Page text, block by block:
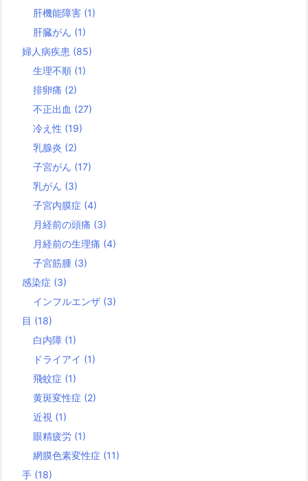
肝機能障害 (1)
肝臓がん (1)
婦人病疾患 (85)
生理不順 (1)
排卵痛 (2)
不正出血 (27)
冷え性 (19)
乳腺炎 (2)
子宮がん (17)
乳がん (3)
子宮内膜症 (4)
月経前の頭痛 (3)
月経前の生理痛 (4)
子宮筋腫 (3)
感染症 (3)
インフルエンザ (3)
目 (18)
白内障 (1)
ドライアイ (1)
飛蚊症 (1)
黄斑変性症 (2)
近視 (1)
眼精疲労 (1)
網膜色素変性症 (11)
手 (18)